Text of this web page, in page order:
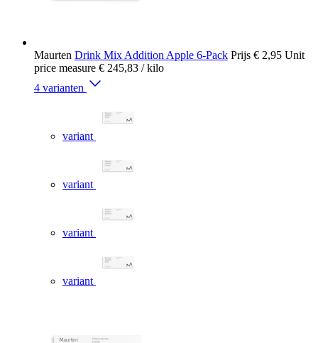
Maurten Drink Mix Addition Apple 6-Pack Prijs € 2,95 Unit
price measure € 245,83 / kilo
4 varianten
variant
variant
variant
variant